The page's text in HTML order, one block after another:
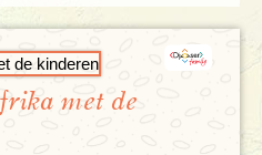
met de